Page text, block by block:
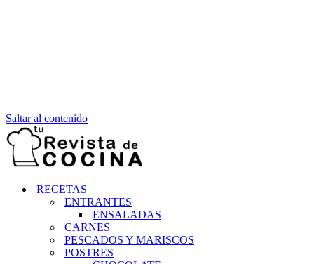
Saltar al contenido
RECETAS
ENTRANTES
ENSALADAS
CARNES
PESCADOS Y MARISCOS
POSTRES